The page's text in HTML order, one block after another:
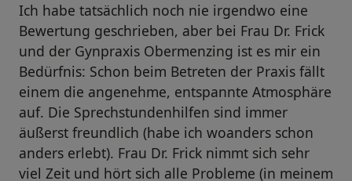
Ich habe tatsächlich noch nie irgendwo eine
Bewertung geschrieben, aber bei Frau Dr. Frick
und der Gynpraxis Obermenzing ist es mir ein
Bedürfnis: Schon beim Betreten der Praxis fällt
einem die angenehme, entspannte Atmosphäre
auf. Die Sprechstundenhilfen sind immer
äußerst freundlich (habe ich woanders schon
anders erlebt). Frau Dr. Frick nimmt sich sehr
viel Zeit und hört sich alle Probleme (in meinem